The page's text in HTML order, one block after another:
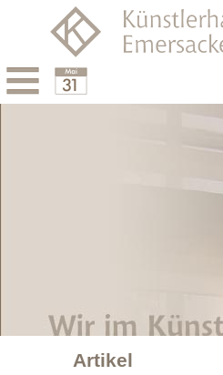
Artikel